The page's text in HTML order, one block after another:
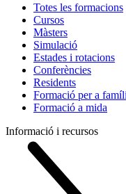
Totes les formacions
Cursos
Màsters
Simulació
Estades i rotacions
Conferències
Residents
Formació per a
Formació a mida
Informació i recursos